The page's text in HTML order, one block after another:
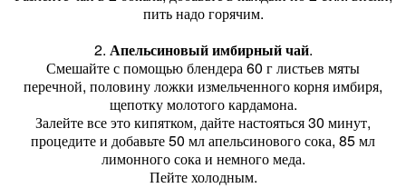
пить надо горячим.
2. Апельсиновый имбирный чай.
Смешайте с помощью блендера 60 г листьев мяты
перечной, половину ложки измельченного корня имбиря,
щепотку молотого кардамона.
Залейте все это кипятком, дайте настояться 30 минут,
процедите и добавьте 50 мл апельсинового сока, 85 мл
лимонного сока и немного меда.
Пейте холодным.